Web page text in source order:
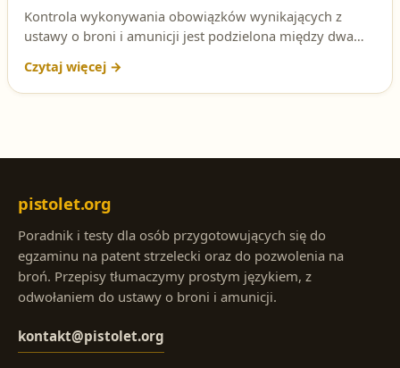
Kontrola wykonywania obowiązków wynikających z
ustawy o broni i amunicji jest podzielona między dwa
broni. Sprawdź poprawną odpowiedź na to pytanie
egzaminacyjne na patent strzelecki.
pistolet.org
Poradnik i testy dla osób przygotowujących się do
egzaminu na patent strzelecki oraz do pozwolenia na
broń. Przepisy tłumaczymy prostym językiem, z
odwołaniem do ustawy o broni i amunicji.
kontakt@pistolet.org